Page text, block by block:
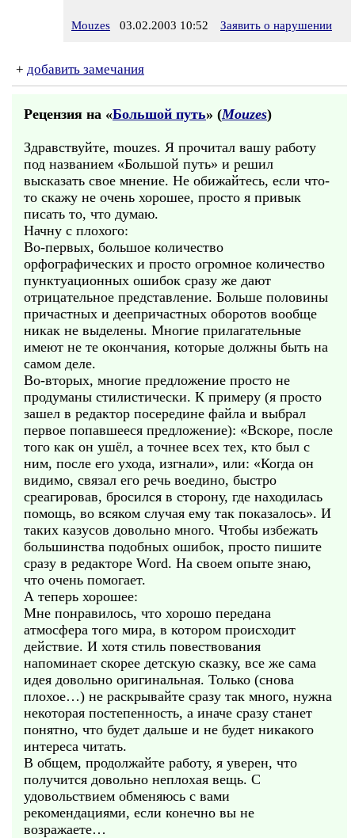
Mouzes 03.02.2003 10:52 Заявить о нарушении
+ добавить замечания
Рецензия на «Большой путь» (Mouzes)
Здравствуйте, mouzes. Я прочитал вашу работу
под названием «Большой путь» и решил
высказать свое мнение. Не обижайтесь, если что-
то скажу не очень хорошее, просто я привык
писать то, что думаю.
Начну с плохого:
Во-первых, большое количество
орфографических и просто огромное количество
пунктуационных ошибок сразу же дают
отрицательное представление. Больше половины
причастных и деепричастных оборотов вообще
никак не выделены. Многие прилагательные
имеют не те окончания, которые должны быть на
самом деле.
Во-вторых, многие предложение просто не
продуманы стилистически. К примеру (я просто
зашел в редактор посередине файла и выбрал
первое попавшееся предложение): «Вскоре, после
того как он ушёл, а точнее всех тех, кто был с
ним, после его ухода, изгнали», или: «Когда он
видимо, связал его речь воедино, быстро
среагировав, бросился в сторону, где находилась
помощь, во всяком случая ему так показалось». И
таких казусов довольно много. Чтобы избежать
большинства подобных ошибок, просто пишите
сразу в редакторе Word. На своем опыте знаю,
что очень помогает.
А теперь хорошее:
Мне понравилось, что хорошо передана
атмосфера того мира, в котором происходит
действие. И хотя стиль повествования
напоминает скорее детскую сказку, все же сама
идея довольно оригинальная. Только (снова
плохое…) не раскрывайте сразу так много, нужна
некоторая постепенность, а иначе сразу станет
понятно, что будет дальше и не будет никакого
интереса читать.
В общем, продолжайте работу, я уверен, что
получится довольно неплохая вещь. С
удовольствием обменяюсь с вами
рекомендациями, если конечно вы не
возражаете…